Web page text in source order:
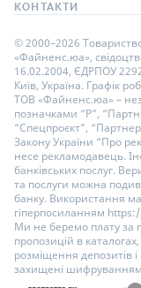
КОНТАКТИ
© 2000–2026
«Файненс.юа»,
16.02.2004, ЄДРПОУ
Київ, Україна. Графік
ТОВ «Файненс.юа» –
позначками “Р”,
“Спецпроєкт”,
Закону України “Про
несе рекламодавець.
банківських послуг.
та послуги можна
банку. Використання
гіперпосиланням
Ми не беремо плату за
пропозицій в
розміщення депозитів
захищені шифруванням